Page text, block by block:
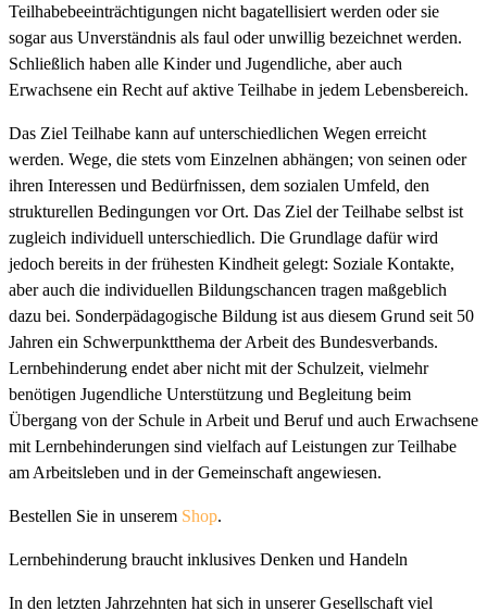
Teilhabebeeinträchtigungen nicht bagatellisiert werden oder sie
sogar aus Unverständnis als faul oder unwillig bezeichnet werden.
Schließlich haben alle Kinder und Jugendliche, aber auch
Erwachsene ein Recht auf aktive Teilhabe in jedem Lebensbereich.
Das Ziel Teilhabe kann auf unterschiedlichen Wegen erreicht
werden. Wege, die stets vom Einzelnen abhängen; von seinen oder
ihren Interessen und Bedürfnissen, dem sozialen Umfeld, den
strukturellen Bedingungen vor Ort. Das Ziel der Teilhabe selbst ist
zugleich individuell unterschiedlich. Die Grundlage dafür wird
jedoch bereits in der frühesten Kindheit gelegt: Soziale Kontakte,
aber auch die individuellen Bildungschancen tragen maßgeblich
dazu bei. Sonderpädagogische Bildung ist aus diesem Grund seit 50
Jahren ein Schwerpunktthema der Arbeit des Bundesverbands.
Lernbehinderung endet aber nicht mit der Schulzeit, vielmehr
benötigen Jugendliche Unterstützung und Begleitung beim
Übergang von der Schule in Arbeit und Beruf und auch Erwachsene
mit Lernbehinderungen sind vielfach auf Leistungen zur Teilhabe
am Arbeitsleben und in der Gemeinschaft angewiesen.
Bestellen Sie in unserem Shop.
Lernbehinderung braucht inklusives Denken und Handeln
In den letzten Jahrzehnten hat sich in unserer Gesellschaft viel